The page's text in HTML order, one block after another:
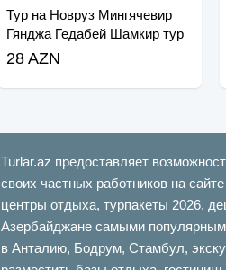
Тур на Новруз Мингячевир
Гянджа Гедабей Шамкир тур
28 AZN
Turlar.az предоставляет
своих частных работников на
центры отдыха, турпакеты 2026,
Азербайджане самыми
в Анталию, Бодрум, Стамбул,